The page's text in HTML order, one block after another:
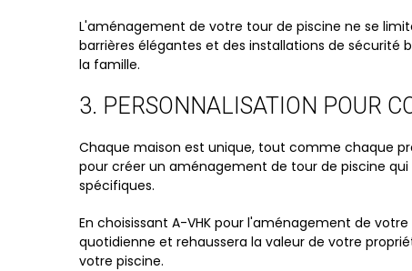
L'aménagement de votre tour de piscine ne se
barrières élégantes et des installations de
la famille.
3. PERSONNALISATION POUR
Chaque maison est unique, tout comme chaque
pour créer un aménagement de tour de piscine
spécifiques.
En choisissant A-VHK pour l'aménagement de
quotidienne et rehaussera la valeur de votre
votre piscine.